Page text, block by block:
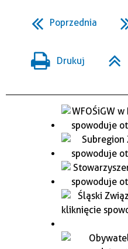
Poprzednia
Drukuj